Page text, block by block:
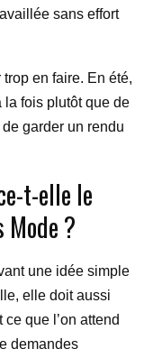
sans effort
en faire. En été,
la fois plutôt que de
garder un rendu
t-elle le
Mode ?
une idée simple
elle doit aussi
que l’on attend
demandes